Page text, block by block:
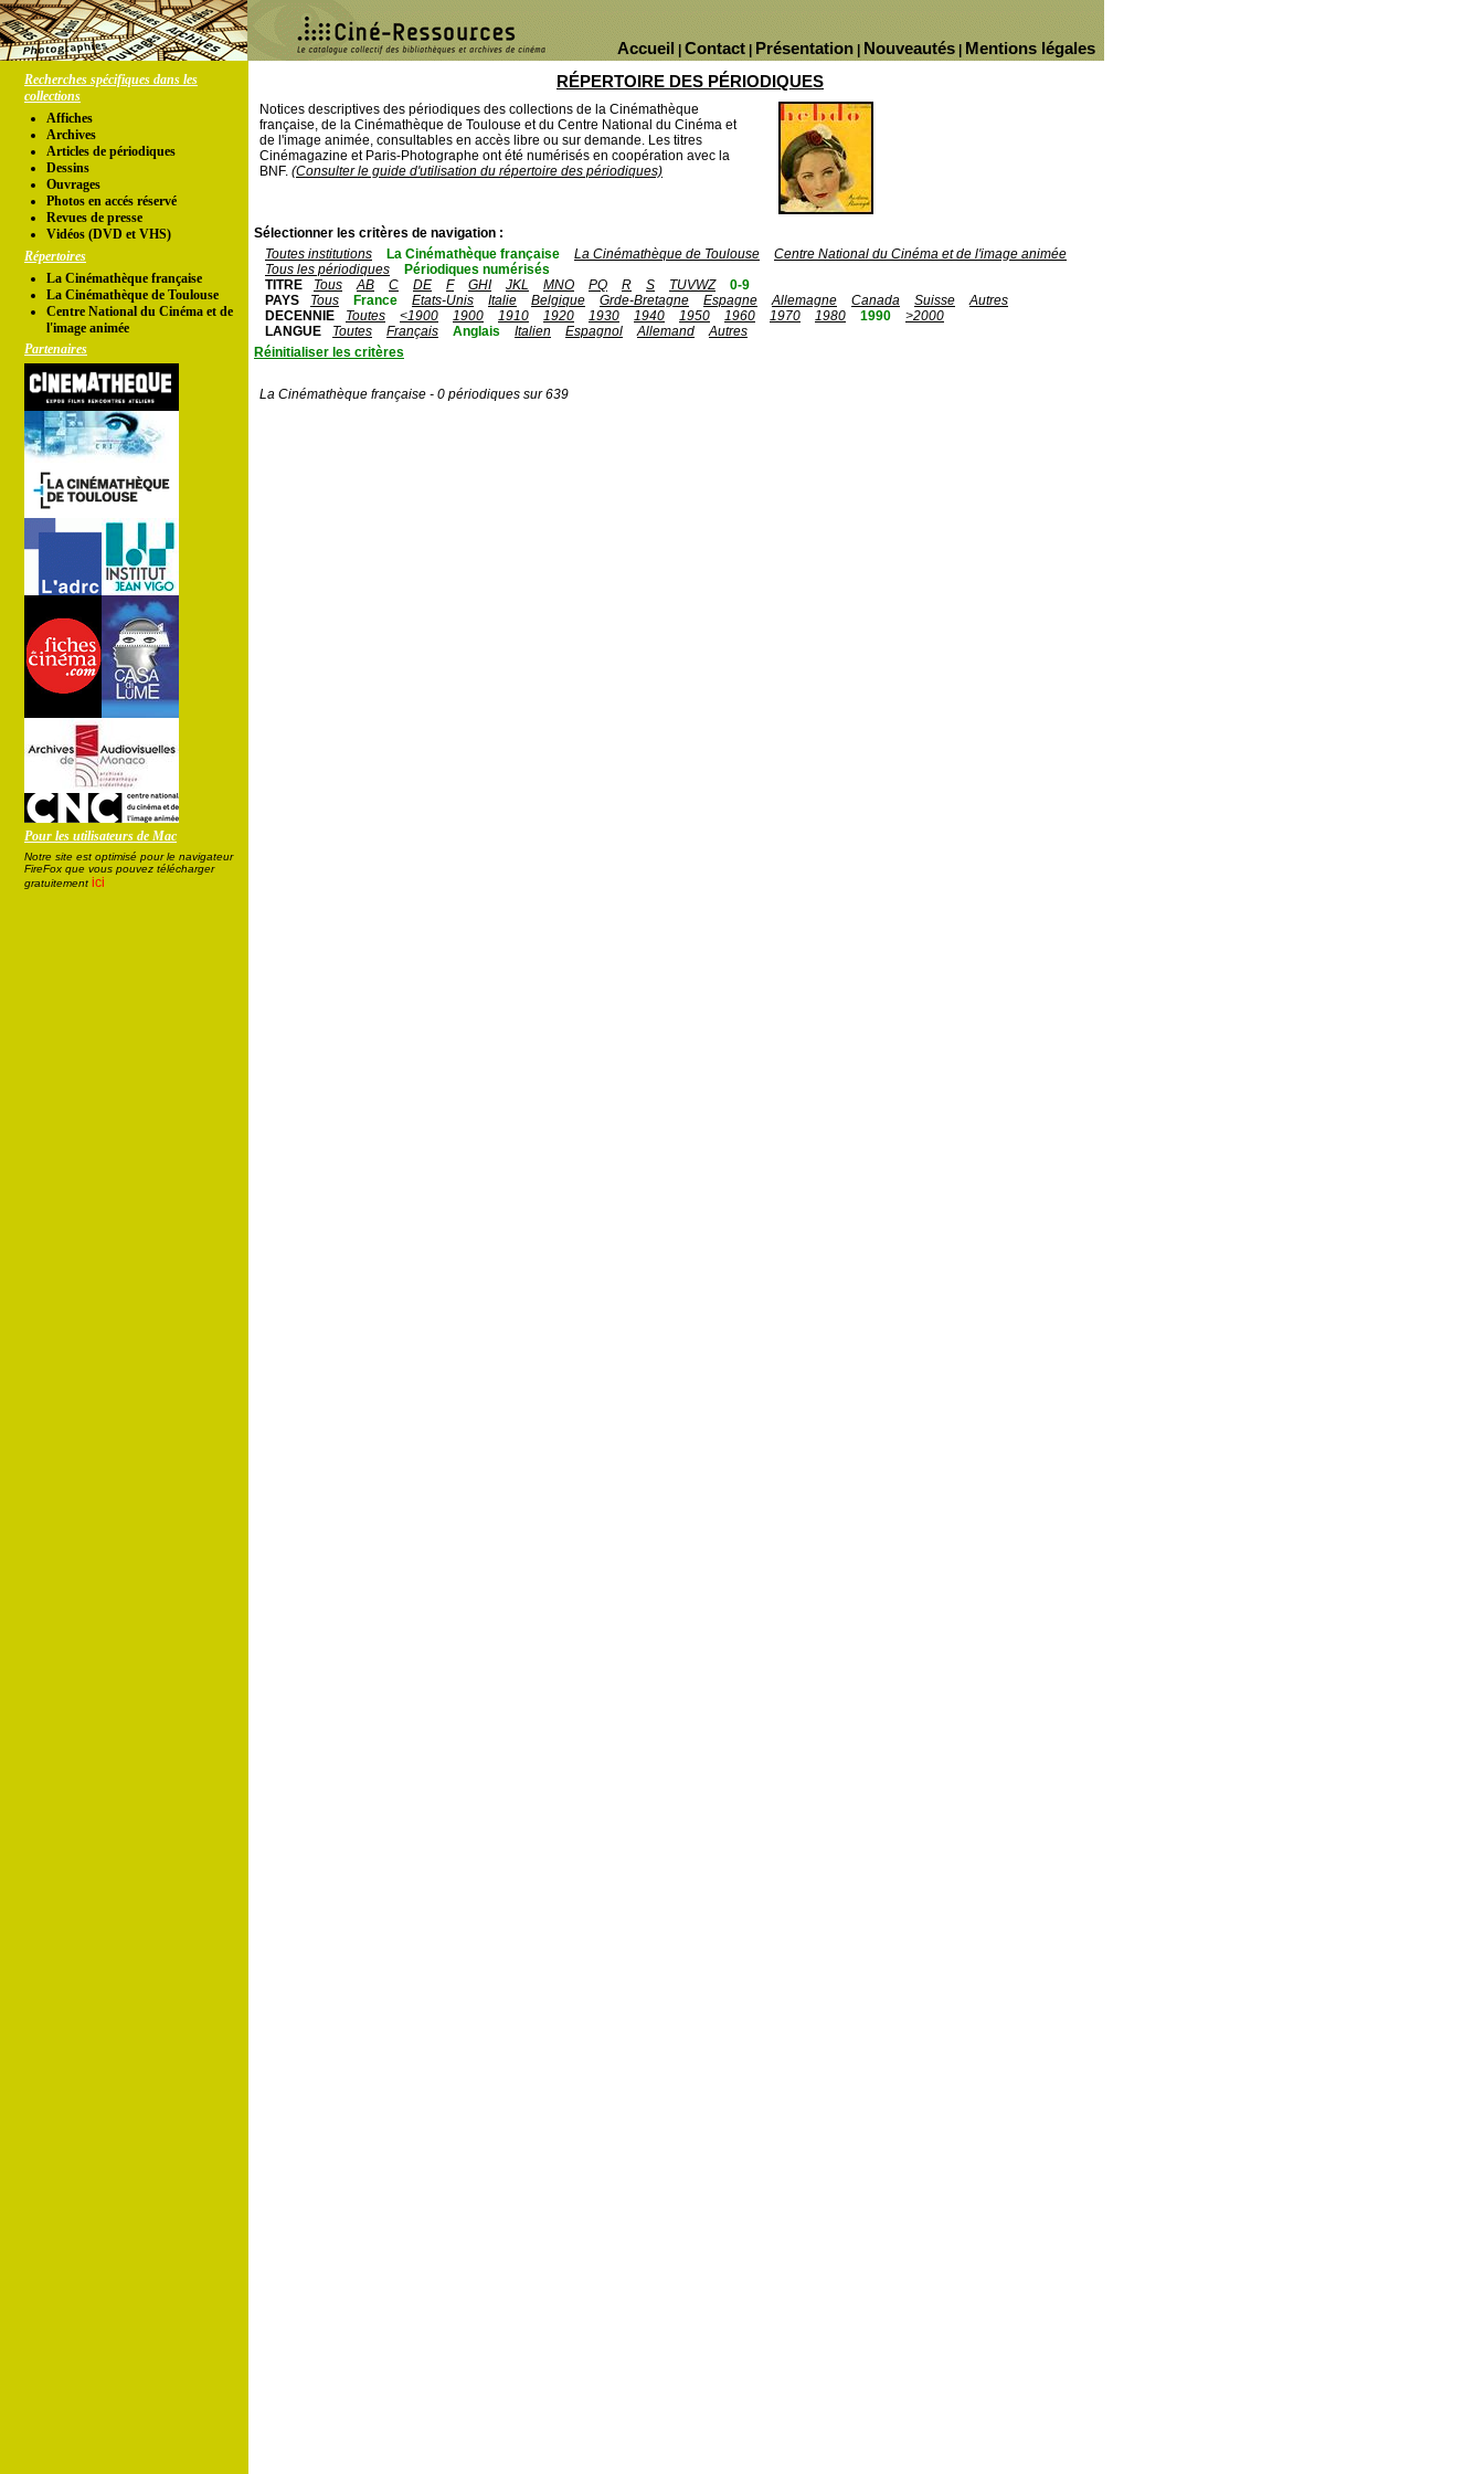
Mentions légales
Nouveautés
Présentation
Contact
Accueil
Recherches spécifiques dans les
collections
Affiches
Archives
Articles de périodiques
Dessins
Ouvrages
Photos en accés réservé
Revues de presse
Vidéos (DVD et VHS)
Répertoires
La Cinémathèque française
La Cinémathèque de Toulouse
Centre National du Cinéma et de
l'image animée
Partenaires
Pour les utilisateurs de Mac
Notre site est optimisé pour le navigateur
FireFox que vous pouvez télécharger
gratuitement ici
RÉPERTOIRE DES PÉRIODIQUES
Notices descriptives des périodiques des collections de la Cinémathèque
française, de la Cinémathèque de Toulouse et du Centre National du Cinéma et
de l'image animée, consultables en accès libre ou sur demande. Les titres
Cinémagazine et Paris-Photographe ont été numérisés en coopération avec la
BNF. (Consulter le guide d'utilisation du répertoire des périodiques)
Sélectionner les critères de navigation :
Toutes institutions
La Cinémathèque française La Cinémathèque de Toulouse
Centre National du Cinéma et de l'image animée
Tous les périodiques
Périodiques numérisés
TITRE
Tous AB C DE F GHI JKL MNO PQ R S TUVWZ
0-9
PAYS
Tous France Etats-Unis Italie Belgique Grde-Bretagne Espagne Allemagne Canada Suisse
Autres
DECENNIE
Toutes <1900 1900 1910 1920 1930 1940 1950 1960 1970 1980 1990
>2000
LANGUE
Toutes Français Anglais Italien Espagnol Allemand
Autres
Réinitialiser les critères
La Cinémathèque française - 0 périodiques sur 639